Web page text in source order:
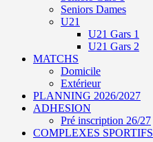
Seniors Dames
U21
U21 Gars 1
U21 Gars 2
MATCHS
Domicile
Extérieur
PLANNING 2026/2027
ADHESION
Pré inscription 26/27
COMPLEXES SPORTIFS